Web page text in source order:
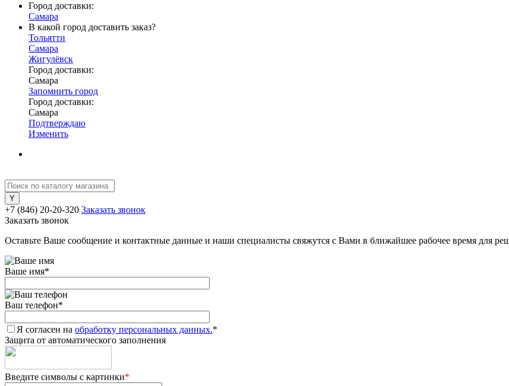
Город доставки:
Самара
В какой город доставить заказ?
Тольятти
Самара
Жигулёвск
Город доставки:
Самара
Запомнить город
Город доставки:
Самара
Подтверждаю
Изменить
+7 (846) 20-20-320 Заказать звонок
Заказать звонок
Оставьте Ваше сообщение и контактные данные и наши специалисты свяжутся с Вами в ближайшее рабочее время для
Ваше имя*
Ваш телефон*
Я согласен на обработку персональных данных.*
Защита от автоматического заполнения
Введите символы с картинки*